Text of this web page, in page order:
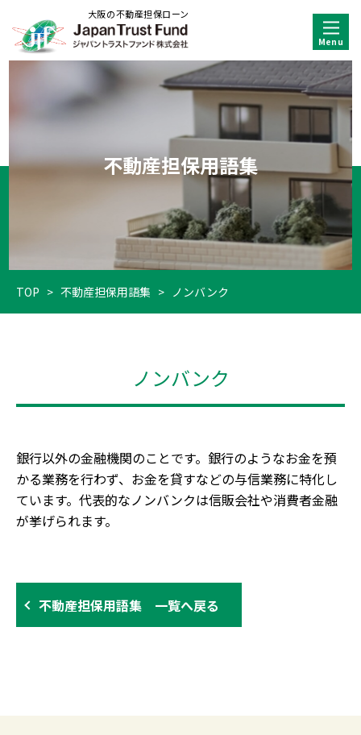
大阪の不動産担保ローン
不動産担保用語集
TOP > 不動産担保用語集 > ノンバンク
ノンバンク
銀行以外の金融機関のことです。銀行のようなお金を預
かる業務を行わず、お金を貸すなどの与信業務に特化し
ています。代表的なノンバンクは信販会社や消費者金融
が挙げられます。
不動産担保用語集 一覧へ戻る